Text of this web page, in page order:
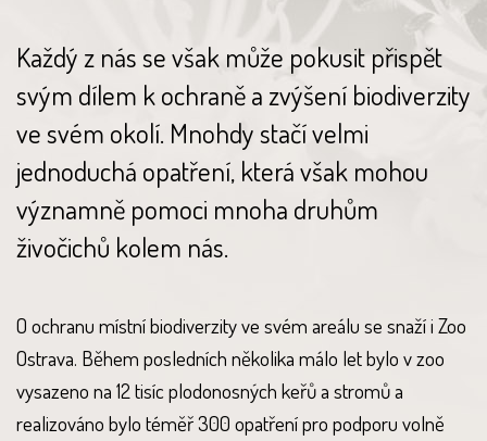
Každý z nás se však může pokusit přispět
svým dílem k ochraně a zvýšení biodiverzity
ve svém okolí. Mnohdy stačí velmi
jednoduchá opatření, která však mohou
významně pomoci mnoha druhům
živočichů kolem nás.
O ochranu místní biodiverzity ve svém areálu se snaží i Zoo
Ostrava. Během posledních několika málo let bylo v zoo
vysazeno na 12 tisíc plodonosných keřů a stromů a
realizováno bylo téměř 300 opatření pro podporu volně